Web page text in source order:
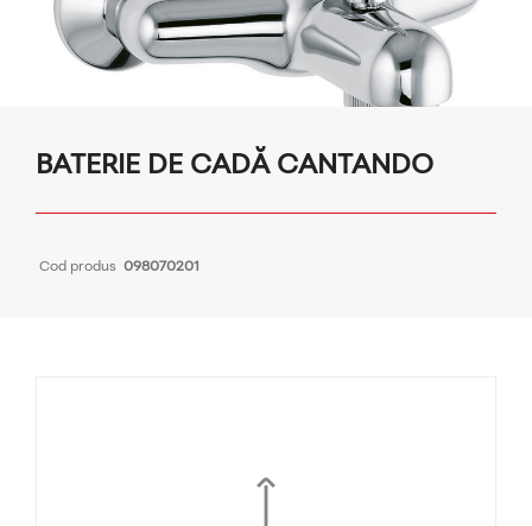
BATERIE DE CADĂ CANTANDO
Cod produs 098070201